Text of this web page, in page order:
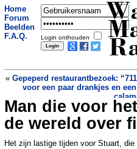
Home
Forum
Beelden
F.A.Q.
Login onthouden
« Gepeperd restaurantbezoek:
voor een paar drankjes en
na
dat
Man die voor
de wereld over
Het zijn lastige tijden voor Stuart, die